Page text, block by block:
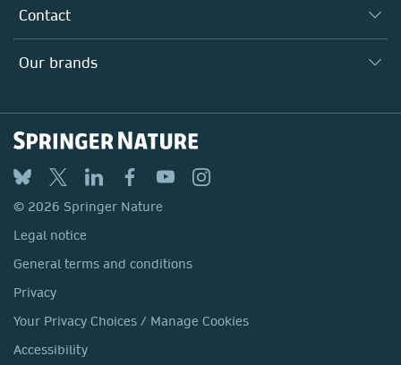
Our Health Division
Policies, Reports & Modern Slavery Act
Why Work Here?
Search our vacancies ↗
Contact
Locations & Contact
Our brands
Springer
BMC
Discover
Palgrave Macmillan
Springer Health+
© 2026 Springer Nature
Legal notice
General terms and conditions
Privacy
Your Privacy Choices / Manage Cookies
Accessibility